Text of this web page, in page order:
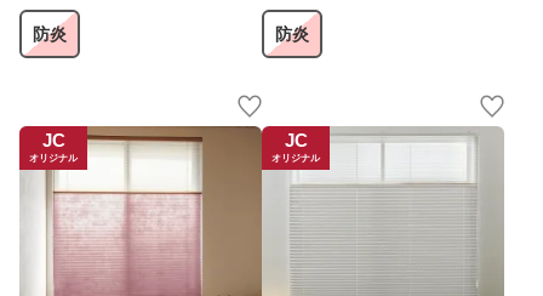
防炎 防炎
JC
オリジナル
JC
オリジナル